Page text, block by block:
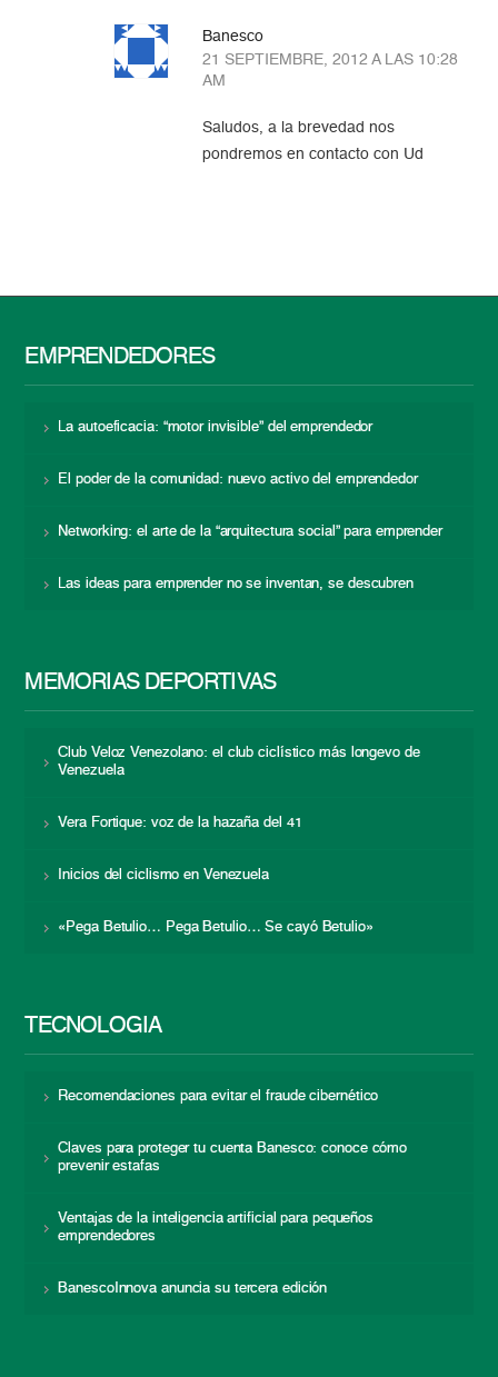
Banesco
21 SEPTIEMBRE, 2012 A LAS 10:28
AM
Saludos, a la brevedad nos
pondremos en contacto con Ud
EMPRENDEDORES
La autoeficacia: “motor invisible” del emprendedor
El poder de la comunidad: nuevo activo del emprendedor
Networking: el arte de la “arquitectura social” para emprender
Las ideas para emprender no se inventan, se descubren
MEMORIAS DEPORTIVAS
Club Veloz Venezolano: el club ciclístico más longevo de
Venezuela
Vera Fortique: voz de la hazaña del 41
Inicios del ciclismo en Venezuela
«Pega Betulio… Pega Betulio… Se cayó Betulio»
TECNOLOGÍA
Recomendaciones para evitar el fraude cibernético
Claves para proteger tu cuenta Banesco: conoce cómo
prevenir estafas
Ventajas de la inteligencia artificial para pequeños
emprendedores
BanescoInnova anuncia su tercera edición